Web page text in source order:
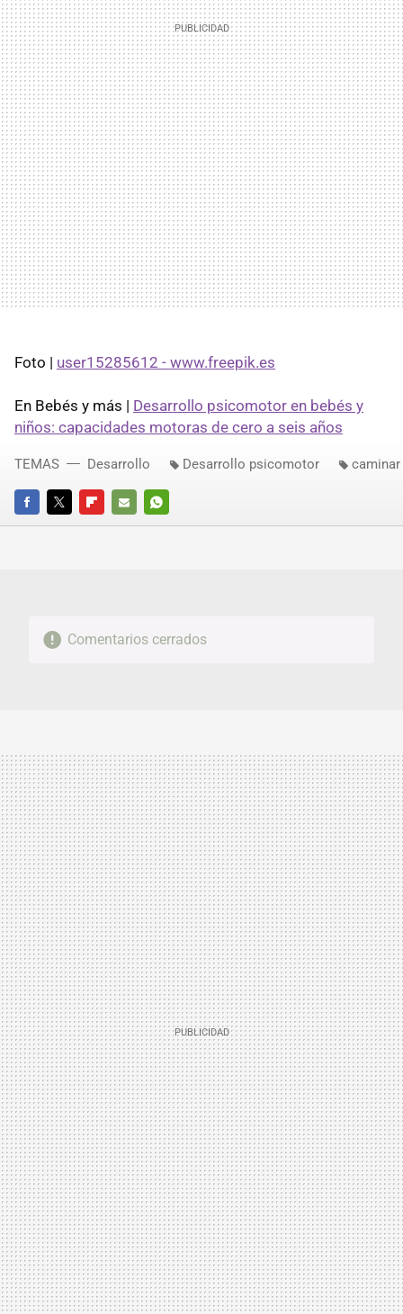
Foto | user15285612 - www.freepik.es
En Bebés y más | Desarrollo psicomotor en bebés y
niños: capacidades motoras de cero a seis años
FACEBOOKTWITTERFLIPBOARD
E-
WHATSAPP
TEMAS Desarrollo Desarrollo psicomotor caminar
Comentarios cerrados